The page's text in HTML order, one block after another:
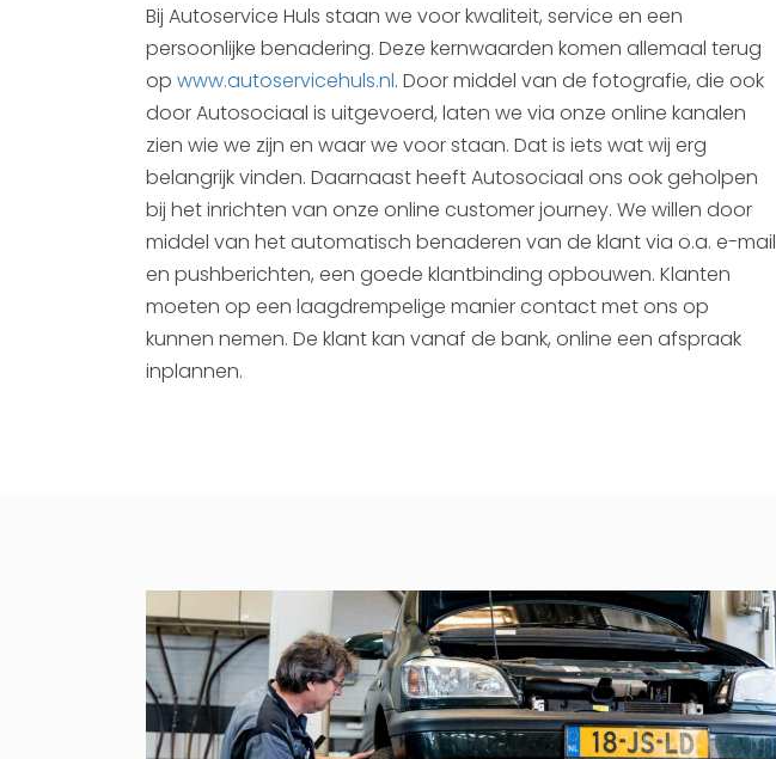
Bij Autoservice Huls staan we voor kwaliteit, service en een
persoonlijke benadering. Deze kernwaarden komen allemaal terug
op www.autoservicehuls.nl. Door middel van de fotografie, die ook
door Autosociaal is uitgevoerd, laten we via onze online kanalen
zien wie we zijn en waar we voor staan. Dat is iets wat wij erg
belangrijk vinden. Daarnaast heeft Autosociaal ons ook geholpen
bij het inrichten van onze online customer journey. We willen door
middel van het automatisch benaderen van de klant via o.a. e-mail
en pushberichten, een goede klantbinding opbouwen. Klanten
moeten op een laagdrempelige manier contact met ons op
kunnen nemen. De klant kan vanaf de bank, online een afspraak
inplannen.